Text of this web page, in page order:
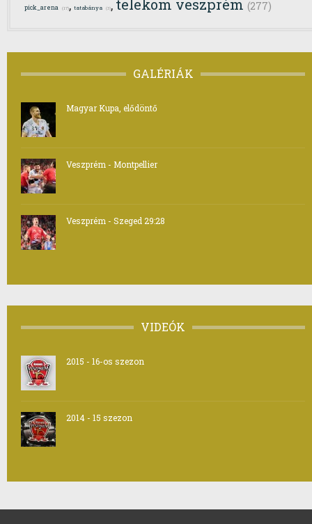
pick_arena (17), tatabánya (3), telekom veszprém (277)
GALÉRIÁK
Magyar Kupa, elődöntő
Veszprém - Montpellier
Veszprém - Szeged 29:28
VIDEÓK
2015 - 16-os szezon
2014 - 15 szezon